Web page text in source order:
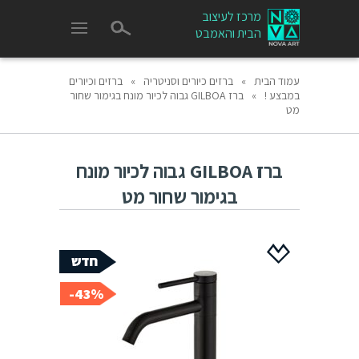
מרכז לעיצוב
הבית והאמבט
עמוד הבית » ברזים כיורים וסניטריה »
ברזים וכיורים
במבצע !
»
ברז GILBOA גבוה לכיור מונח בגימור שחור
מט
ברז GILBOA גבוה לכיור מונח
בגימור שחור מט
43%-